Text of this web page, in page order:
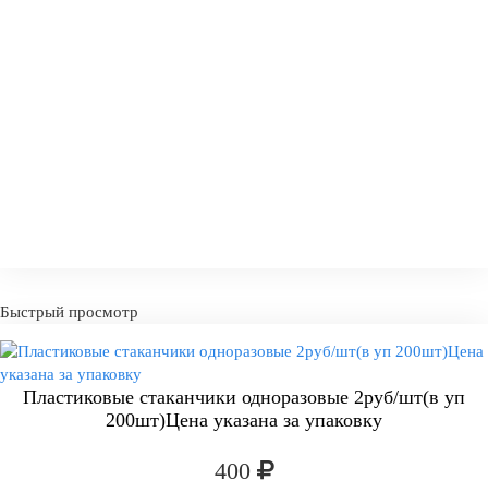
Быстрый просмотр
Пластиковые стаканчики одноразовые 2руб/шт(в уп
200шт)Цена указана за упаковку
400